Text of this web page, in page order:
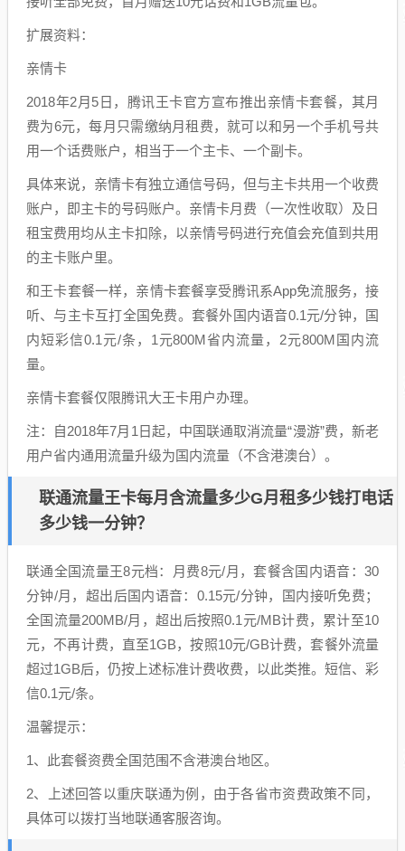
扩展资料：
亲情卡
2018年2月5日，腾讯王卡官方宣布推出亲情卡套餐，其月
费为6元，每月只需缴纳月租费，就可以和另一个手机号共
用一个话费账户，相当于一个主卡、一个副卡。
具体来说，亲情卡有独立通信号码，但与主卡共用一个收费
账户，即主卡的号码账户。亲情卡月费（一次性收取）及日
租宝费用均从主卡扣除，以亲情号码进行充值会充值到共用
的主卡账户里。
和王卡套餐一样，亲情卡套餐享受腾讯系App免流服务，接
听、与主卡互打全国免费。套餐外国内语音0.1元/分钟，国
内短彩信0.1元/条，1元800M省内流量，2元800M国内流
量。
亲情卡套餐仅限腾讯大王卡用户办理。
注：自2018年7月1日起，中国联通取消流量“漫游”费，新老
用户省内通用流量升级为国内流量（不含港澳台）。
联通流量王卡每月含流量多少G月租多少钱打电话
多少钱一分钟？
联通全国流量王8元档：月费8元/月，套餐含国内语音：30
分钟/月，超出后国内语音：0.15元/分钟，国内接听免费；
全国流量200MB/月，超出后按照0.1元/MB计费，累计至10
元，不再计费，直至1GB，按照10元/GB计费，套餐外流量
超过1GB后，仍按上述标准计费收费，以此类推。短信、彩
信0.1元/条。
温馨提示：
1、此套餐资费全国范围不含港澳台地区。
2、上述回答以重庆联通为例，由于各省市资费政策不同，
具体可以拨打当地联通客服咨询。